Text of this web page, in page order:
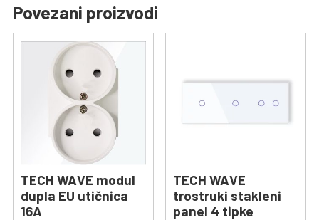
Povezani proizvodi
TECH WAVE modul
dupla EU utičnica
16A
TECH WAVE
trostruki stakleni
panel 4 tipke